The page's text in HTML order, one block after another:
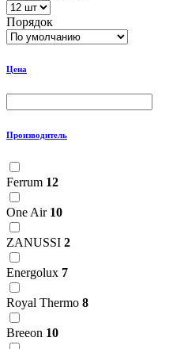
Порядок
Цена
Производитель
Ferrum 12
One Air 10
ZANUSSI 2
Energolux 7
Royal Thermo 8
Breeon 10